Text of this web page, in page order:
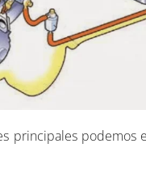
principales podemos